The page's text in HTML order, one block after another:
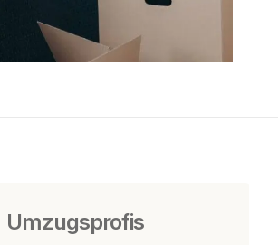
Umzugsprofis